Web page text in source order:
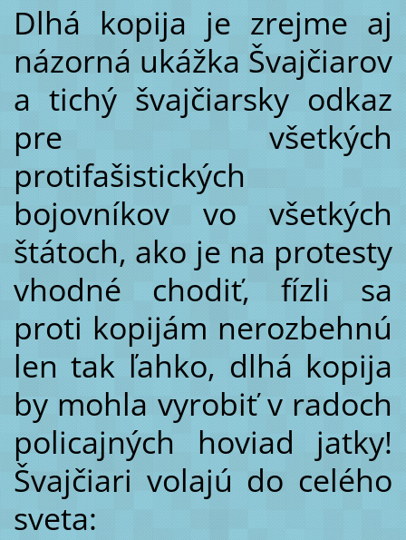
Dlhá kopija je zrejme aj
názorná ukážka Švajčiarov
a tichý švajčiarsky odkaz
pre všetkých
protifašistických
bojovníkov vo všetkých
štátoch, ako je na protesty
vhodné chodiť, fízli sa
proti kopijám nerozbehnú
len tak ľahko, dlhá kopija
by mohla vyrobiť v radoch
policajných hoviad jatky!
Švajčiari volajú do celého
sveta: